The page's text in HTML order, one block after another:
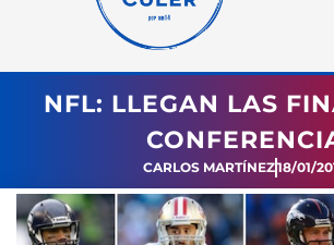
NFL: LLEGAN LAS
CARLOS MARTÍNEZ18/01/